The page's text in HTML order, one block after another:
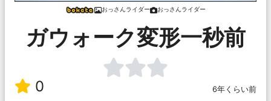
おっさんライダー おっさんライダー
ガウォーク変形一秒前
0 6年くらい前